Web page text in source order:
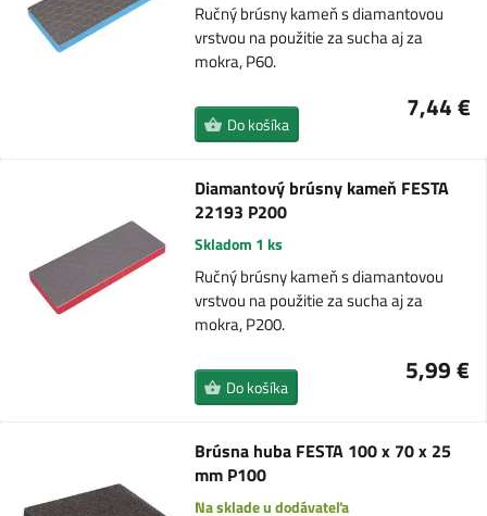
Ručný brúsny kameň s diamantovou
vrstvou na použitie za sucha aj za
mokra, P60.
7,44 €
Do košíka
Diamantový brúsny kameň FESTA
22193 P200
Skladom 1 ks
Ručný brúsny kameň s diamantovou
vrstvou na použitie za sucha aj za
mokra, P200.
5,99 €
Do košíka
Brúsna huba FESTA 100 x 70 x 25
mm P100
Na sklade u dodávateľa